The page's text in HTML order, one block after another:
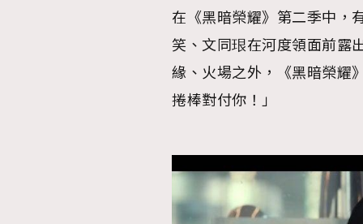
在《黑暗榮耀》第二季中，
笑、文同珢在河度領面前露
緣、火場之外，《黑暗榮耀
捲棒對付你！」